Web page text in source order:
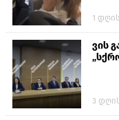
1
ვის
3